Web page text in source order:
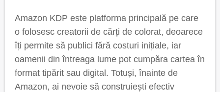
Amazon KDP este platforma principală pe care
o folosesc creatorii de cărți de colorat, deoarece
îți permite să publici fără costuri inițiale, iar
oamenii din întreaga lume pot cumpăra cartea în
format tipărit sau digital. Totuși, înainte de
Amazon, ai nevoie să construiești efectiv